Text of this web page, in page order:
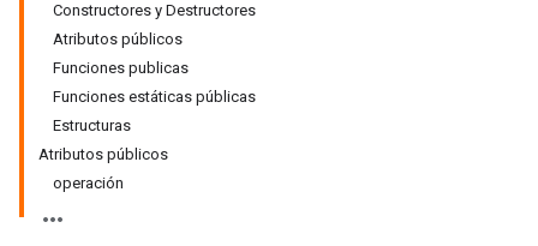
Constructores y Destructores
Atributos públicos
Funciones publicas
Funciones estáticas públicas
Estructuras
Atributos públicos
operación